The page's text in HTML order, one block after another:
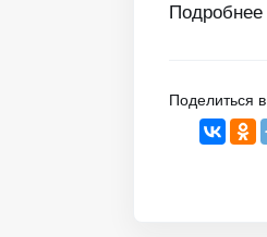
Подробнее
Поделиться